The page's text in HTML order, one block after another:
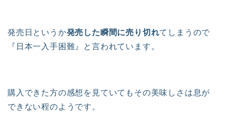
発売日というか発売した瞬間に売り切れてしまうので
『日本一入手困難』と言われています。
購入できた方の感想を見ていてもその美味しさは息が
できない程のようです。